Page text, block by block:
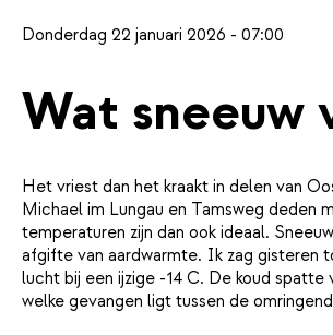
Donderdag 22 januari 2026 - 07:00
Wat sneeuw
Het vriest dan het kraakt in delen van
Michael im Lungau en Tamsweg deden
temperaturen zijn dan ook ideaal.
afgifte van aardwarmte. Ik zag gisteren
lucht bij een ijzige -14 C. De koud
welke gevangen ligt tussen de